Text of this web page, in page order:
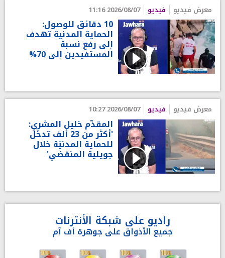
معرض فيديو فيديو 2026/08/07 11:16
10 دقائق للوصول:
الحماية المدنية تهدف
إلى رفع نسبة
المستفيدين إلى 70%
معرض فيديو فيديو 2026/08/07 10:27
المقدّم خليل المشري:
'أكثر من 23 ألف تدخّل
للحماية المدنيّة خلال
جويلية المنقضي'
راديو على شبكة الأنترنات
جميع الأذواق على جوهرة أف آم